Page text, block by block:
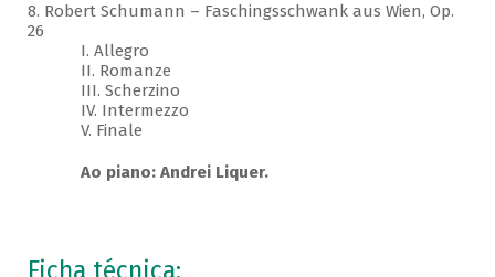
8. Robert Schumann – Faschingsschwank aus Wien, Op.
26
I. Allegro
II. Romanze
III. Scherzino
IV. Intermezzo
V. Finale
Ao piano: Andrei Liquer.